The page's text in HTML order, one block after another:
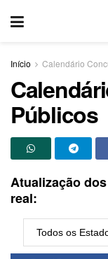
Início Calendário
Públicos
Atualização
real: